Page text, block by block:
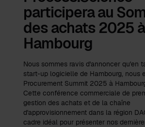
participera au
des achats 2025 à
Hambourg
Nous sommes ravis d'annoncer qu'en
start-up logicielle de Hambourg, nous
Procurement Summit 2025 à
Cette conférence commerciale de
gestion des achats et de la chaîne
d'approvisionnement dans la région
cadre idéal pour présenter nos